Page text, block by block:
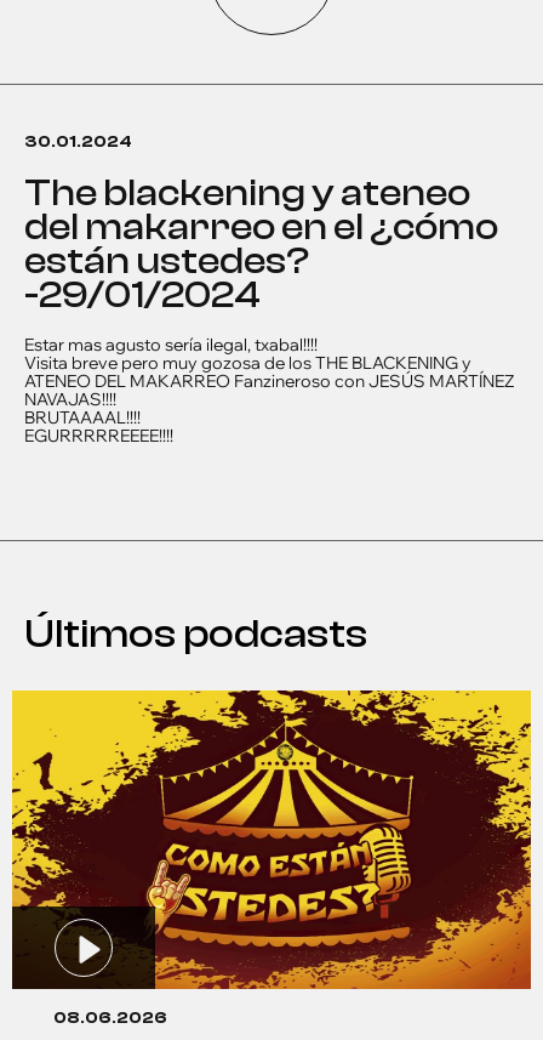
30.01.2024
the blackening y ateneo
del makarreo en el ¿cómo
están ustedes?
-29/01/2024
Estar mas agusto sería ilegal, txabal!!!!
Visita breve pero muy gozosa de los THE BLACKENING y
ATENEO DEL MAKARREO Fanzineroso con JESÚS MARTÍNEZ
NAVAJAS!!!!
BRUTAAAAL!!!!
EGURRRRREEEE!!!!
Últimos podcasts
08.06.2026